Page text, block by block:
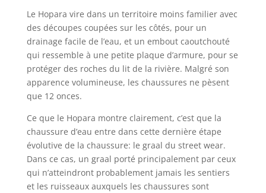
Le Hopara vire dans un territoire moins familier avec
des découpes coupées sur les côtés, pour un
drainage facile de l’eau, et un embout caoutchouté
qui ressemble à une petite plaque d’armure, pour se
protéger des roches du lit de la rivière. Malgré son
apparence volumineuse, les chaussures ne pèsent
que 12 onces.
Ce que le Hopara montre clairement, c’est que la
chaussure d’eau entre dans cette dernière étape
évolutive de la chaussure: le graal du street wear.
Dans ce cas, un graal porté principalement par ceux
qui n’atteindront probablement jamais les sentiers
et les ruisseaux auxquels les chaussures sont